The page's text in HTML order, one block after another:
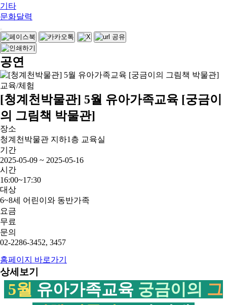
기타
문화달력
공연
교육/체험
[청계천박물관] 5월 유아가족교육 [궁금이
의 그림책 박물관]
장소
청계천박물관 지하1층 교육실
기간
2025-05-09 ~ 2025-05-16
시간
16:00~17:30
대상
6~8세 어린이와 동반가족
요금
무료
문의
02-2286-3452, 3457
홈페이지 바로가기
상세보기
5월 유아가족교육 궁금이의 그